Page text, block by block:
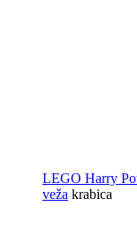
LEGO Harry
veža krabica